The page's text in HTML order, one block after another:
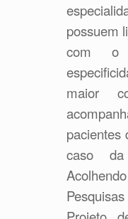
possuem
com o
maior
pacientes
caso da